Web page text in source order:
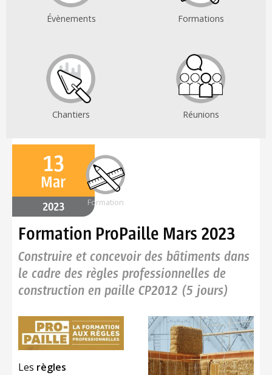
Évènements Formations
Chantiers Réunions
13
Mar
2023 Formation
Formation ProPaille Mars 2023
Construire et concevoir des bâtiments dans
le cadre des règles professionnelles de
construction en paille CP2012 (5 jours)
Les règles